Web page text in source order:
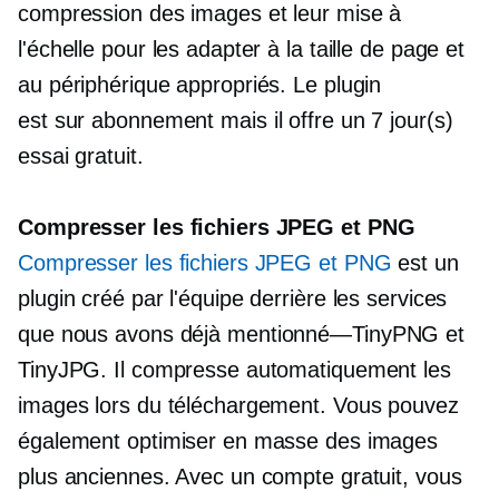
compression des images et leur mise à
l'échelle pour les adapter à la taille de page et
au périphérique appropriés. Le plugin
est sur abonnement mais il offre un 7 jour(s)
essai gratuit.
Compresser les fichiers JPEG et PNG
Compresser les fichiers JPEG et PNG est un
plugin créé par l'équipe derrière les services
que nous avons déjà mentionné—TinyPNG et
TinyJPG. Il compresse automatiquement les
images lors du téléchargement. Vous pouvez
également optimiser en masse des images
plus anciennes. Avec un compte gratuit, vous